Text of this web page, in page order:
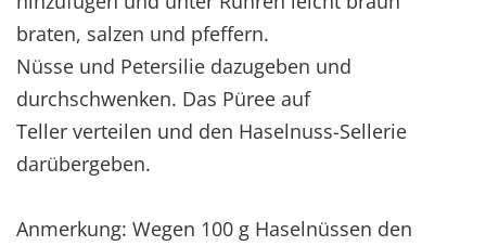
braten, salzen und pfeffern.
Nüsse und Petersilie dazugeben und
durchschwenken. Das Püree auf
Teller verteilen und den Haselnuss-Sellerie
darübergeben.
Anmerkung: Wegen 100 g Haselnüssen den